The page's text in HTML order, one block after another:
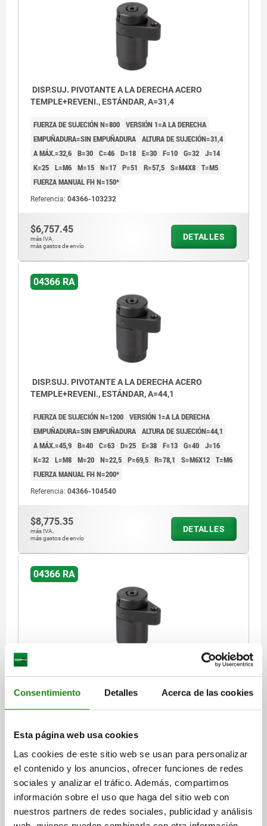
Consentimiento Detalles Acerca de las cookies
Esta página web usa cookies
Las cookies de este sitio web se usan para personalizar
el contenido y los anuncios, ofrecer funciones de redes
sociales y analizar el tráfico. Además, compartimos
información sobre el uso que haga del sitio web con
nuestros partners de redes sociales, publicidad y análisis
DISP.SUJ. PIVOTANTE A LA DERECHA ACERO
TEMPLE+REVENI., ESTÁNDAR, A=31,4
FUERZA DE SUJECIÓN N=800 VERSIÓN 1=A LA DERECHA
EMPUÑADURA=SIN EMPUÑADURA ALTURA DE SUJECIÓN=31,4
A MÁX.=32,6 B=30 C=46 D=18 E=30 F=10 G=32 J=14
K=25 L=M6 M=15 N=17 P=51 R=57,5 S=M4X8 T=M5
FUERZA MANUAL FH N=150*
Referencia: 04366-103232
$6,757.45
más IVA.
más gastos de envío
DETALLES
04366 RA
DISP.SUJ. PIVOTANTE A LA DERECHA ACERO
TEMPLE+REVENI., ESTÁNDAR, A=44,1
FUERZA DE SUJECIÓN N=1200 VERSIÓN 1=A LA DERECHA
EMPUÑADURA=SIN EMPUÑADURA ALTURA DE SUJECIÓN=44,1
A MÁX.=45,9 B=40 C=63 D=25 E=38 F=13 G=40 J=16
K=32 L=M8 M=20 N=22,5 P=69,5 R=78,1 S=M6X12 T=M6
FUERZA MANUAL FH N=200*
Referencia: 04366-104540
$8,775.35
más IVA.
más gastos de envío
DETALLES
04366 RA
DISP.SUJ. PIVOTANTE A LA DERECHA ACERO
FUERZA DE SUJECIÓN N=800 VERSIÓN 1=A LA DERECHA
A MÁX.=32,6 B=30 C=46 D=18
K=25 L=M6 M=15 N=17 P=51 R=57,5 S=M4X8
T=M5
U=20 V=73 FUERZA MANUAL FH N=150*
Referencia:04366-113232
$7,205.94
más IVA. DETALLES